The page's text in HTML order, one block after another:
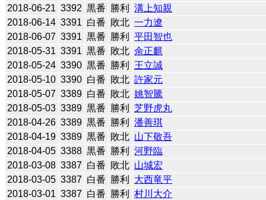
2018-06-21 3392 黒番 勝利
溝上知親
2018-06-14 3391 白番 敗北 一力遼
2018-06-07 3391 黒番 勝利
平田智也
2018-05-31 3391 黒番 敗北 余正麒
2018-05-24 3390 黒番 勝利
王立誠
2018-05-10 3390 白番 敗北 許家元
2018-05-07 3389 白番 敗北 姚智騰
2018-05-03 3389 黒番 勝利
芝野虎丸
2018-04-26 3389 黒番 勝利
潘善琪
2018-04-19 3389 黒番 敗北 山下敬吾
2018-04-05 3388 黒番 勝利
河野臨
2018-03-08 3387 白番 敗北 山城宏
2018-03-05 3387 白番 勝利
大西竜平
2018-03-01 3387 白番 勝利
村川大介